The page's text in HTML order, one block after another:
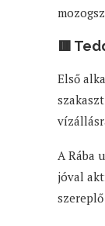
🟥
Első
A Rába
jóval